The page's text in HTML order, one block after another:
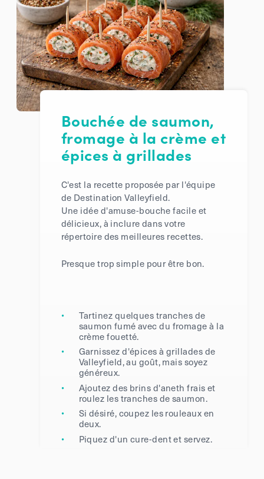
Bouchée de saumon,
fromage à la crème et
épices à grillades
C'est la recette proposée par l'équipe
de Destination Valleyfield.
Une idée d'amuse-bouche facile et
délicieux, à inclure dans votre
répertoire des meilleures recettes.
Presque trop simple pour être bon.
Tartinez quelques tranches de
saumon fumé avec du fromage à la
crème fouetté.
Garnissez d'épices à grillades de
Valleyfield, au goût, mais soyez
généreux.
Ajoutez des brins d'aneth frais et
roulez les tranches de saumon.
Si désiré, coupez les rouleaux en
deux.
Piquez d'un cure-dent et servez.